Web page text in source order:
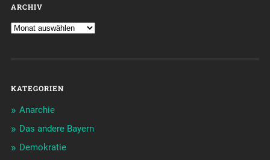
ARCHIV
KATEGORIEN
Anarchie
Das andere Bayern
Demokratie